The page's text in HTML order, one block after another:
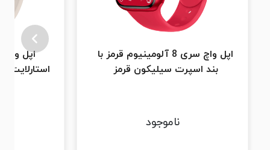
اپل واچ سری 8 آلومینیوم قرمز با
بند اسپرت سیلیکون قرمز
ناموجود
استارلایت